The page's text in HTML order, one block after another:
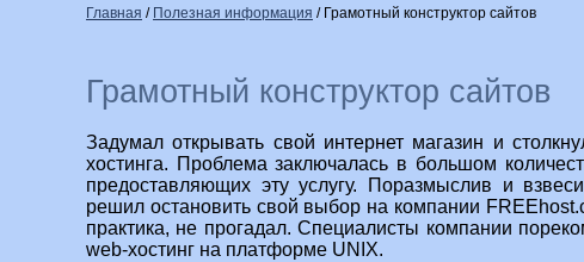
Главная / Полезная информация / Грамотный конструктор сайтов
Грамотный конструктор сайтов
Задумал открывать свой интернет магазин и
хостинга. Проблема заключалась в большом
предоставляющих эту услугу. Поразмыслив и
решил остановить свой выбор на компании
практика, не прогадал. Специалисты компании
web-хостинг на платформе UNIX.